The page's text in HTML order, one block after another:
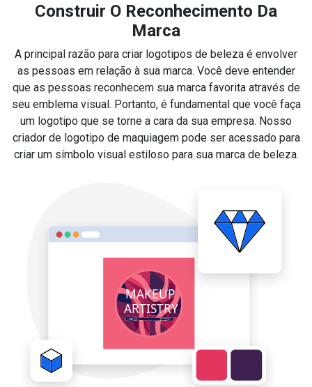
Construir O Reconhecimento Da
Marca
A principal razão para criar logotipos de beleza é envolver
as pessoas em relação à sua marca. Você deve entender
que as pessoas reconhecem sua marca favorita através de
seu emblema visual. Portanto, é fundamental que você faça
um logotipo que se torne a cara da sua empresa. Nosso
criador de logotipo de maquiagem pode ser acessado para
criar um símbolo visual estiloso para sua marca de beleza.